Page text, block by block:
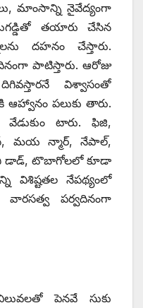
మాంసాన్ని నైవేద్యంగా
తయారు చేసిన
దహనం చేస్తారు.
పాటిస్తారు. ఆరోజు
దిగివస్తారనే విశ్వాసంతో
ఆహ్వానం పలుకు తారు.
వేడుకుం టారు. ఫిజి,
‌మయ న్మార్‌, ‌నేపాల్‌,
డాడ్‌, ‌టొబాగోలలో కూడా
విశిష్టతల నేపథ్యంలో
పర్వదినంగా
పెనవే సుకు